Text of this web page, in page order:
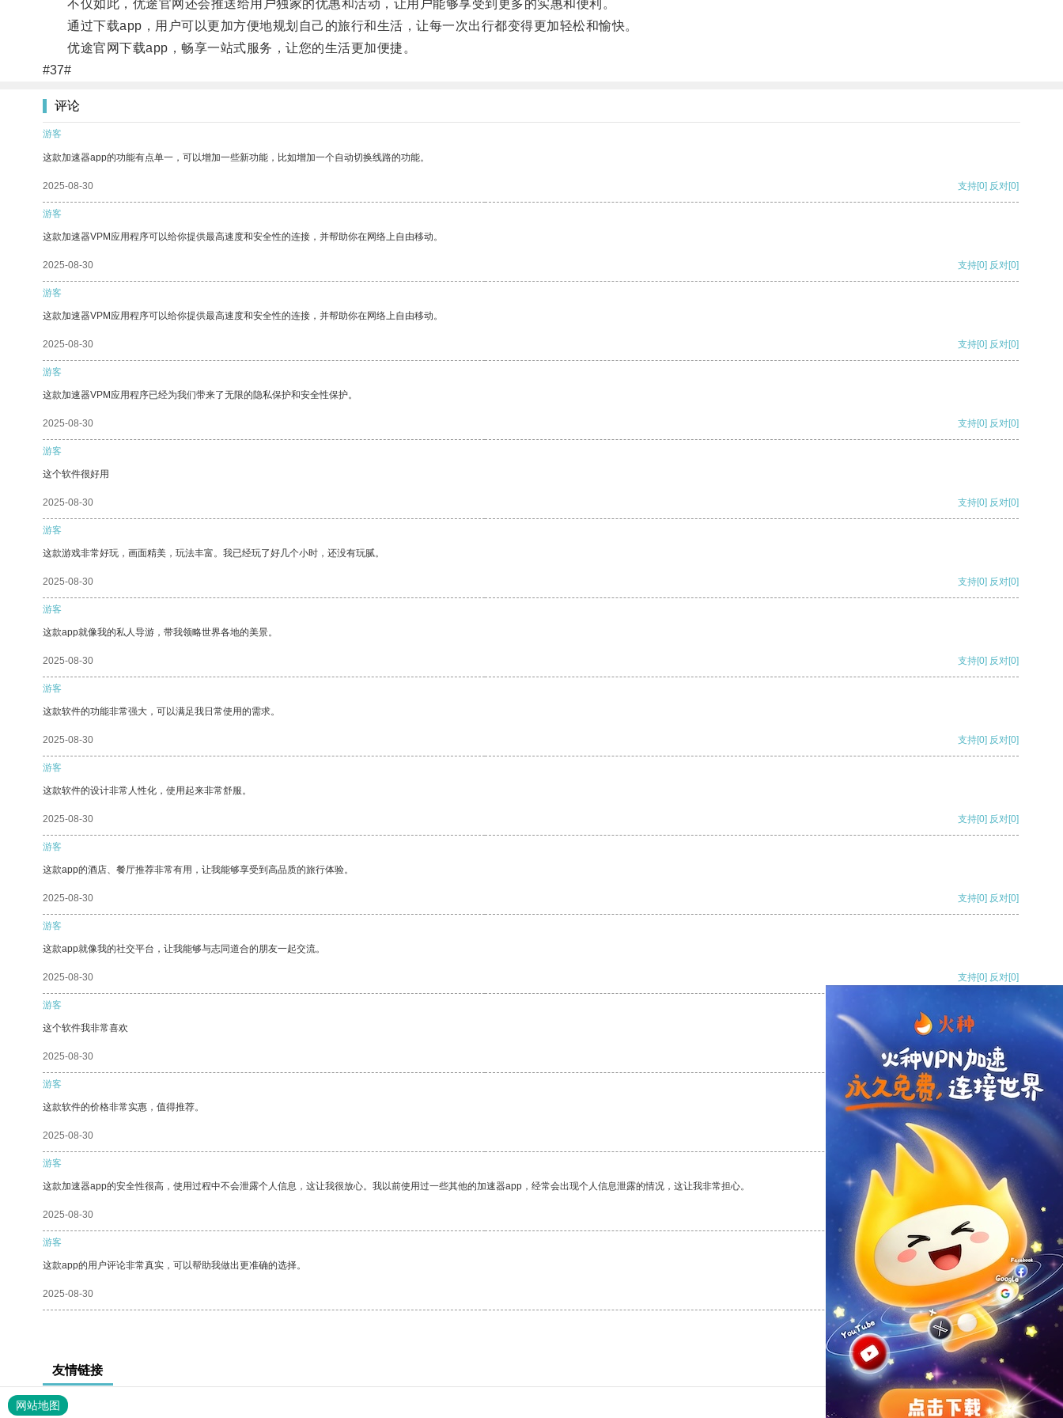
不仅如此，优途官网还会推送给用户独家的优惠和活动，让用户能够享受到更多的实惠和便利。
通过下载app，用户可以更加方便地规划自己的旅行和生活，让每一次出行都变得更加轻松和愉快。
优途官网下载app，畅享一站式服务，让您的生活更加便捷。
#37#
评论
游客
这款加速器app的功能有点单一，可以增加一些新功能，比如增加一个自动切换线路的功能。
2025-08-30 支持[0] 反对[0]
游客
这款加速器VPM应用程序可以给你提供最高速度和安全性的连接，并帮助你在网络上自由移动。
2025-08-30 支持[0] 反对[0]
游客
这款加速器VPM应用程序可以给你提供最高速度和安全性的连接，并帮助你在网络上自由移动。
2025-08-30 支持[0] 反对[0]
游客
这款加速器VPM应用程序已经为我们带来了无限的隐私保护和安全性保护。
2025-08-30 支持[0] 反对[0]
游客
这个软件很好用
2025-08-30 支持[0] 反对[0]
游客
这款游戏非常好玩，画面精美，玩法丰富。我已经玩了好几个小时，还没有玩腻。
2025-08-30 支持[0] 反对[0]
游客
这款app就像我的私人导游，带我领略世界各地的美景。
2025-08-30 支持[0] 反对[0]
游客
这款软件的功能非常强大，可以满足我日常使用的需求。
2025-08-30 支持[0] 反对[0]
游客
这款软件的设计非常人性化，使用起来非常舒服。
2025-08-30 支持[0] 反对[0]
游客
这款app的酒店、餐厅推荐非常有用，让我能够享受到高品质的旅行体验。
2025-08-30 支持[0] 反对[0]
游客
这款app就像我的社交平台，让我能够与志同道合的朋友一起交流。
2025-08-30 支持[0] 反对[0]
游客
这个软件我非常喜欢
2025-08-30 支持[0] 反对
游客
这款软件的价格非常实惠，值得推荐。
2025-08-30 支持
游客
这款加速器app的安全性很高，使用过程中不会泄露个人信息，这让我很放心。我以前使用过一些其他的加速器app，经常会出现个人信息泄露的情况，这让我非常担心。
2025-08-30 反对 [0]
游客
这款app的用户评论非常真实，可以帮助我做出更准确的选择。
2025-08-30 支持[0] 反对[0]
友情链接
网站地图